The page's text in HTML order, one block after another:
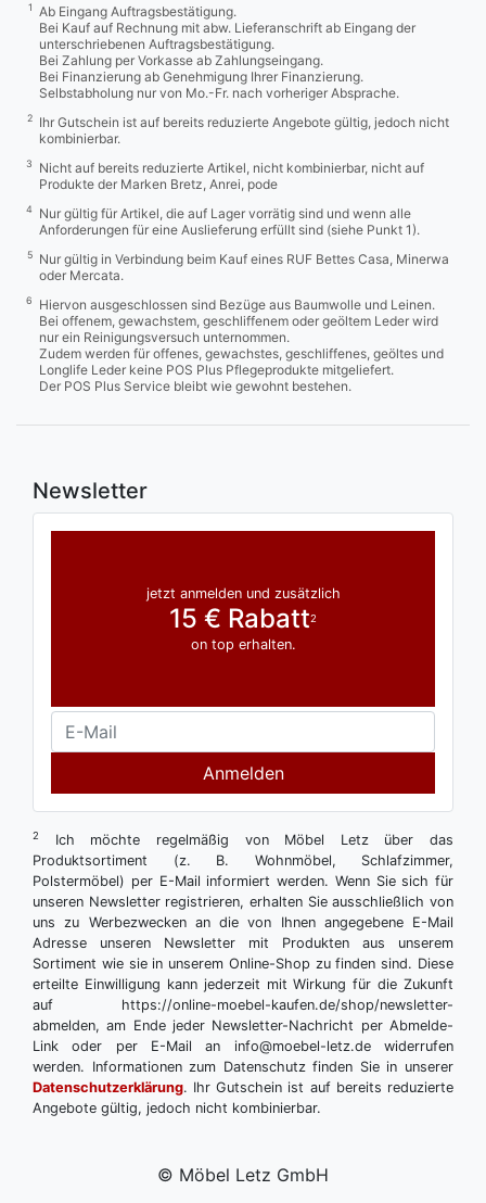
1
Ab Eingang Auftragsbestätigung.
Bei Kauf auf Rechnung mit abw. Lieferanschrift ab Eingang der
unterschriebenen Auftragsbestätigung.
Bei Zahlung per Vorkasse ab Zahlungseingang.
Bei Finanzierung ab Genehmigung Ihrer Finanzierung.
Selbstabholung nur von Mo.-Fr. nach vorheriger Absprache.
2
Ihr Gutschein ist auf bereits reduzierte Angebote gültig, jedoch nicht
kombinierbar.
3
Nicht auf bereits reduzierte Artikel, nicht kombinierbar, nicht auf
Produkte der Marken Bretz, Anrei, pode
4
Nur gültig für Artikel, die auf Lager vorrätig sind und wenn alle
Anforderungen für eine Auslieferung erfüllt sind (siehe Punkt 1).
5
Nur gültig in Verbindung beim Kauf eines RUF Bettes Casa, Minerwa
oder Mercata.
6
Hiervon ausgeschlossen sind Bezüge aus Baumwolle und Leinen.
Bei offenem, gewachstem, geschliffenem oder geöltem Leder wird
nur ein Reinigungsversuch unternommen.
Zudem werden für offenes, gewachstes, geschliffenes, geöltes und
Longlife Leder keine POS Plus Pflegeprodukte mitgeliefert.
Der POS Plus Service bleibt wie gewohnt bestehen.
Newsletter
jetzt anmelden und zusätzlich
15 € Rabatt2
on top erhalten.
Anmelden
2
Ich möchte regelmäßig von Möbel Letz über das
Produktsortiment (z. B. Wohnmöbel, Schlafzimmer,
Polstermöbel) per E-Mail informiert werden. Wenn Sie sich für
unseren Newsletter registrieren, erhalten Sie ausschließlich von
uns zu Werbezwecken an die von Ihnen angegebene E-Mail
Adresse unseren Newsletter mit Produkten aus unserem
Sortiment wie sie in unserem Online-Shop zu finden sind. Diese
erteilte Einwilligung kann jederzeit mit Wirkung für die Zukunft
auf https://online-moebel-kaufen.de/shop/newsletter-
abmelden, am Ende jeder Newsletter-Nachricht per Abmelde-
Link oder per E-Mail an info@moebel-letz.de widerrufen
werden. Informationen zum Datenschutz finden Sie in unserer
Datenschutzerklärung. Ihr Gutschein ist auf bereits reduzierte
Angebote gültig, jedoch nicht kombinierbar.
© Möbel Letz GmbH